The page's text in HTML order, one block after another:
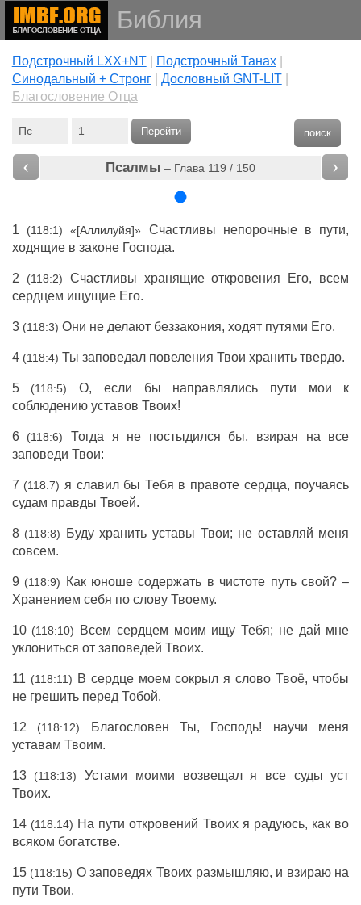
Библия
Подстрочный LXX+NT| Подстрочный Танах|
Cинодальный + Стронг| Дословный GNT-LIT|
Благословение Отца
поиск
Перейти
‹ Псалмы – Глава 119 / 150 ›
1 (118:1) «[Аллилуйя]» Счастливы непорочные в пути,
ходящие в законе Господа.
2 (118:2) Счастливы хранящие откровения Его, всем
сердцем ищущие Его.
3 (118:3) Они не делают беззакония, ходят путями Его.
4 (118:4) Ты заповедал повеления Твои хранить твердо.
5 (118:5)
О, если бы направлялись пути мои к
соблюдению уставов Твоих!
6 (118:6)
Тогда я не постыдился бы, взирая на все
заповеди Твои:
7 (118:7) я славил бы Тебя в правоте сердца, поучаясь
судам правды Твоей.
8 (118:8)
Буду хранить уставы Твои; не оставляй меня
совсем.
9 (118:9)
Как юноше содержать в чистоте путь свой? –
Хранением себя по слову Твоему.
10 (118:10)
Всем сердцем моим ищу Тебя; не дай мне
уклониться от заповедей Твоих.
11 (118:11) В сердце моем сокрыл я слово Твоё, чтобы
не грешить перед Тобой.
12 (118:12)
Благословен Ты, Господь! научи меня
уставам Твоим.
13 (118:13)
Устами моими возвещал я все суды уст
Твоих.
14 (118:14) На пути откровений Твоих я радуюсь, как во
всяком богатстве.
15 (118:15) О заповедях Твоих размышляю, и взираю на
пути Твои.